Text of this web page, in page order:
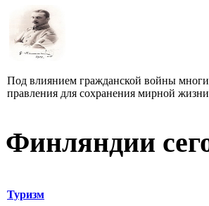
Под влиянием гражданской войны
правления для сохранения мирной
Финляндии
Туризм